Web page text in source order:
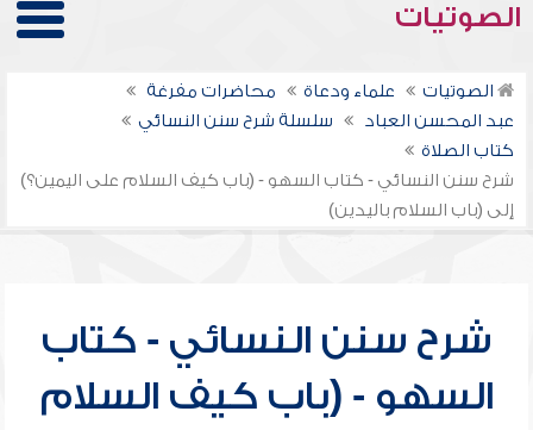
الصوتيات
الصوتيات علماء ودعاة
محاضرات مفرغة
عبد المحسن العباد
سلسلة شرح سنن النسائي
كتاب الصلاة
شرح سنن النسائي - كتاب السهو - (باب كيف السلام على اليمين؟)
إلى (باب السلام باليدين)
شرح سنن النسائي - كتاب
السهو - (باب كيف السلام